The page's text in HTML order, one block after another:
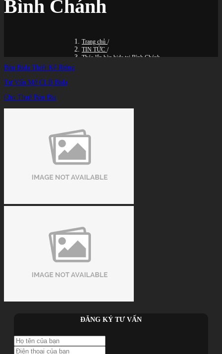
Bình Chánh
Trang chủ /
TIN TỨC /
Tháo lắp bàn bida tại Bình Chánh
Bàn Bida Thiết Kế Riêng
Tư Vấn Mở CLB Bida
Cho Thuê Bàn Bia
ĐĂNG KÝ TƯ VẤN